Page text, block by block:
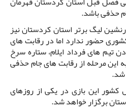
حذفی باشد.
لیگ برتر استان کردستان نیز
حضور ندارد اما در رقابت های
تیم های فرداد ایلام، ستاره سرخ
این مرحله از رقابت های جام حذفی
کشور این بازی در یکی از روزهای
برگزار خواهد شد.